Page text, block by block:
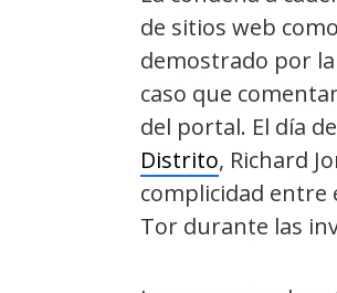
de sitios web
demostrado por la
caso que
del portal. El día
Distrito, Richard
complicidad entre
Tor durante las